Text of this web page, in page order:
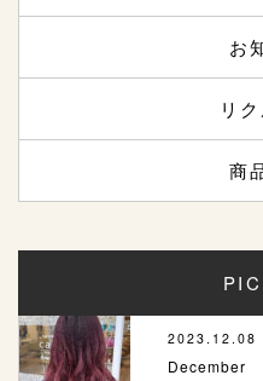
お
リ
商
2023.12.08
December